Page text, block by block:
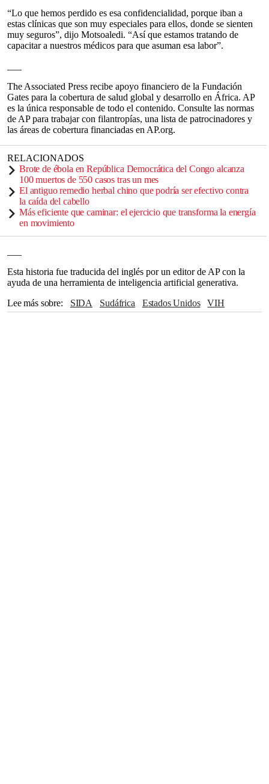
“Lo que hemos perdido es esa confidencialidad, porque iban a
estas clínicas que son muy especiales para ellos, donde se sienten
muy seguros”, dijo Motsoaledi. “Así que estamos tratando de
capacitar a nuestros médicos para que asuman esa labor”.
The Associated Press recibe apoyo financiero de la Fundación
Gates para la cobertura de salud global y desarrollo en África. AP
es la única responsable de todo el contenido. Consulte las normas
de AP para trabajar con filantropías, una lista de patrocinadores y
las áreas de cobertura financiadas en AP.org.
RELACIONADOS
Brote de ébola en República Democrática del Congo alcanza
100 muertos de 550 casos tras un mes
El antiguo remedio herbal chino que podría ser efectivo contra
la caída del cabello
Más eficiente que caminar: el ejercicio que transforma la energía
en movimiento
Esta historia fue traducida del inglés por un editor de AP con la
ayuda de una herramienta de inteligencia artificial generativa.
Lee más sobre
SIDA Sudáfrica Estados Unidos
VIH